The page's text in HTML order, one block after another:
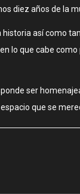
diez años de la
así como
lo que cabe
ser
que se